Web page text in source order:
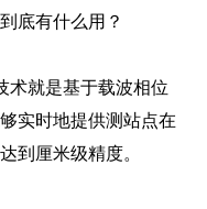
底有什么用？
术就是基于载波相位
实时地提供测站点在
到厘米级精度。